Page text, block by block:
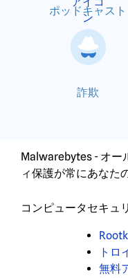
ポッドキャスト
詐欺
Malwarebytes - オー
ィ保護が常にあなた
コンピュータセキュ
トロ
無料